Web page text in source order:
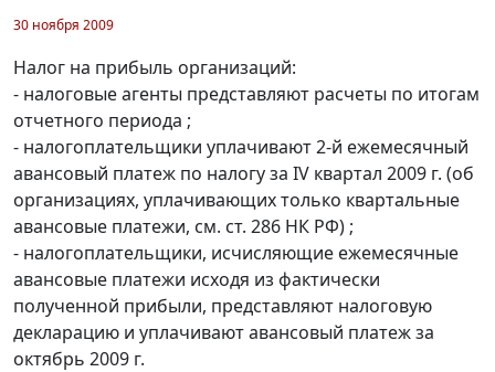
30 ноября 2009
Налог на прибыль организаций:
- налоговые агенты представляют расчеты по итогам
отчетного периода ;
- налогоплательщики уплачивают 2-й ежемесячный
авансовый платеж по налогу за IV квартал 2009 г. (об
организациях, уплачивающих только квартальные
авансовые платежи, см. ст. 286 НК РФ) ;
- налогоплательщики, исчисляющие ежемесячные
авансовые платежи исходя из фактически
полученной прибыли, представляют налоговую
декларацию и уплачивают авансовый платеж за
октябрь 2009 г.